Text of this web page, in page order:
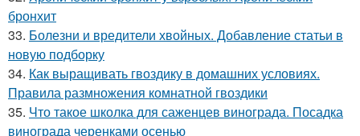
бронхит
33. Болезни и вредители хвойных. Добавление статьи в
новую подборку
34. Как выращивать гвоздику в домашних условиях.
Правила размножения комнатной гвоздики
35. Что такое школка для саженцев винограда. Посадка
винограда черенками осенью